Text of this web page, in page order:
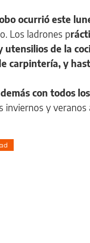
ocurrió este
Los ladrones p
utensilios de la
carpintería, y
con todos
inviernos y